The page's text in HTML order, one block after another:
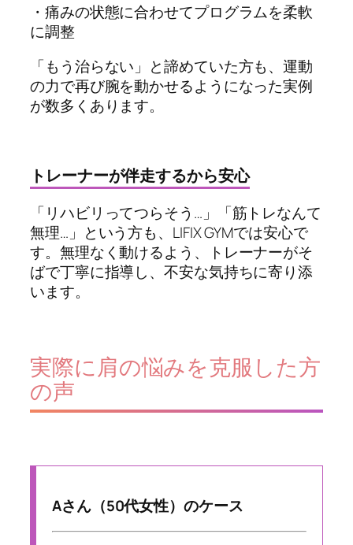
・痛みの状態に合わせてプログラムを柔軟
に調整
「もう治らない」と諦めていた方も、運動
の力で再び腕を動かせるようになった実例
が数多くあります。
トレーナーが伴走するから安心
「リハビリってつらそう…」「筋トレなんて
無理…」という方も、LIFIX GYMでは安心で
す。無理なく動けるよう、トレーナーがそ
ばで丁寧に指導し、不安な気持ちに寄り添
います。
実際に肩の悩みを克服した方
の声
Aさん（50代女性）のケース